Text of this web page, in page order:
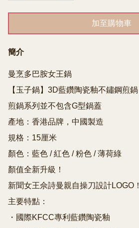
加至購物車
簡介
曼烹多巴胺女王鍋
【玉子鍋】3D藍鑽陶瓷釉不鏽鋼煎鍋
煎鍋系列並不包含G型鍋蓋
產地：香港品牌，中國製造
規格：15厘米
顏色：藍色 / 紅色 / 粉色 / 薄荷綠
顏值全新升級！
新聞女王佘詩曼親自操刀設計LOGO！
主要特點：
・國際KFCC專利藍鑽陶瓷釉